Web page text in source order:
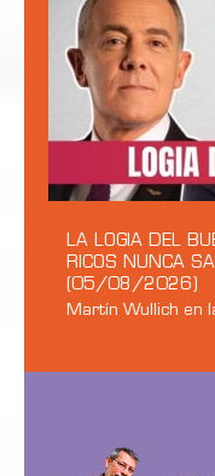
LA LOGIA DEL
RICOS NUNCA
(05/08/2026)
Martín Wullich en